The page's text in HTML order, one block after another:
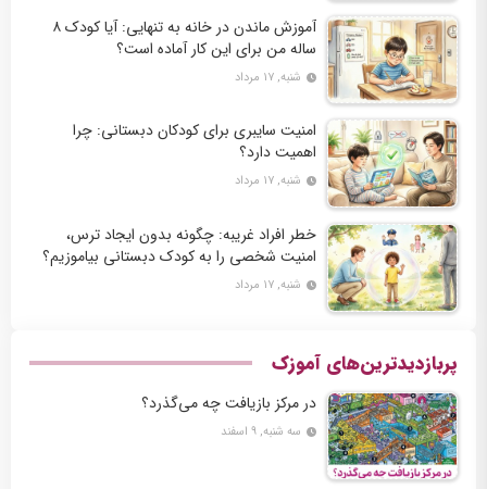
آموزش ماندن در خانه به تنهایی: آیا کودک ۸
ساله من برای این کار آماده است؟
شنبه, ۱۷ مرداد
امنیت سایبری برای کودکان دبستانی: چرا
اهمیت دارد؟
شنبه, ۱۷ مرداد
خطر افراد غریبه: چگونه بدون ایجاد ترس،
امنیت شخصی را به کودک دبستانی بیاموزیم؟
شنبه, ۱۷ مرداد
پربازدیدترین‌های آموزک
در مرکز بازیافت چه می‌گذرد؟
سه شنبه, ۹ اسفند